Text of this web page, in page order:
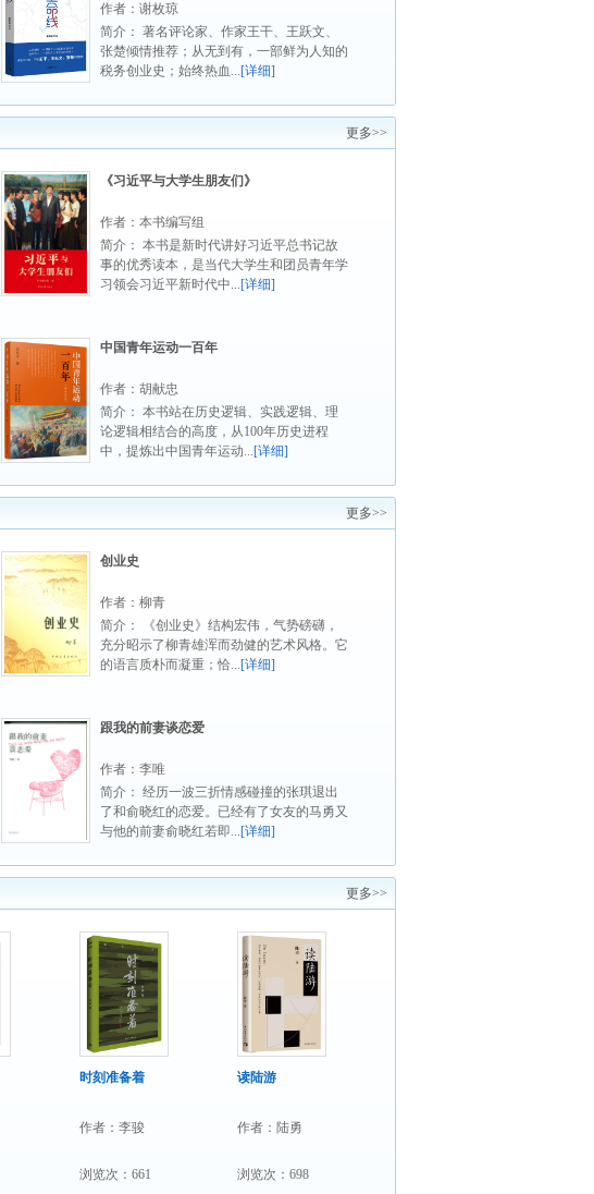
作者：谢枚琼
简介： 著名评论家、作家王干、王跃文、
张楚倾情推荐；从无到有，一部鲜为人知的
税务创业史；始终热血...[详细]
更多>>
《习近平与大学生朋友们》
作者：本书编写组
简介： 本书是新时代讲好习近平总书记故
事的优秀读本，是当代大学生和团员青年学
习领会习近平新时代中...[详细]
中国青年运动一百年
作者：胡献忠
简介： 本书站在历史逻辑、实践逻辑、理
论逻辑相结合的高度，从100年历史进程
中，提炼出中国青年运动...[详细]
更多>>
创业史
作者：柳青
简介： 《创业史》结构宏伟，气势磅礴，
充分昭示了柳青雄浑而劲健的艺术风格。它
的语言质朴而凝重；恰...[详细]
跟我的前妻谈恋爱
作者：李唯
简介： 经历一波三折情感碰撞的张琪退出
了和俞晓红的恋爱。已经有了女友的马勇又
与他的前妻俞晓红若即...[详细]
更多>>
时刻准备着
作者：李骏
浏览次：661
读陆游
作者：陆勇
浏览次：698